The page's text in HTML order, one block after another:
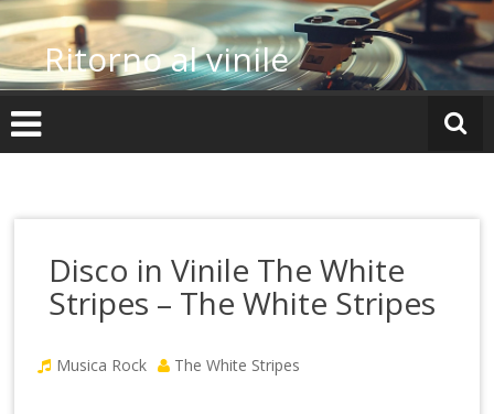
Vai
al
contenutoRitorno al vinile
Disco in Vinile The White
Stripes – The White Stripes
Musica Rock The White Stripes